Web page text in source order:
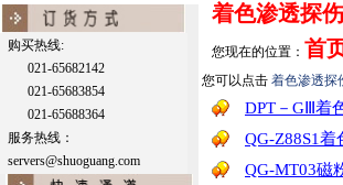
购买热线:
021-65682142
021-65683854
021-65688364
服务热线：
servers@shuoguang.com
着色渗透探
您现在的位置： 首
您可以点击 着色渗透探
DPT－GⅢ着
QG-Z88S1
QG-MT03磁